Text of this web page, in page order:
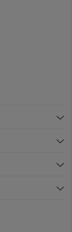
C/abas Bolsa